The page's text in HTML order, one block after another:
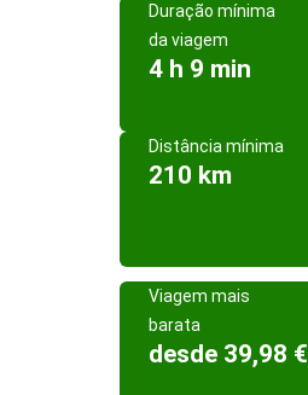
Duração mínima
da viagem
4 h 9 min
Distância mínima
210 km
Viagem mais
barata
desde 39,98 €